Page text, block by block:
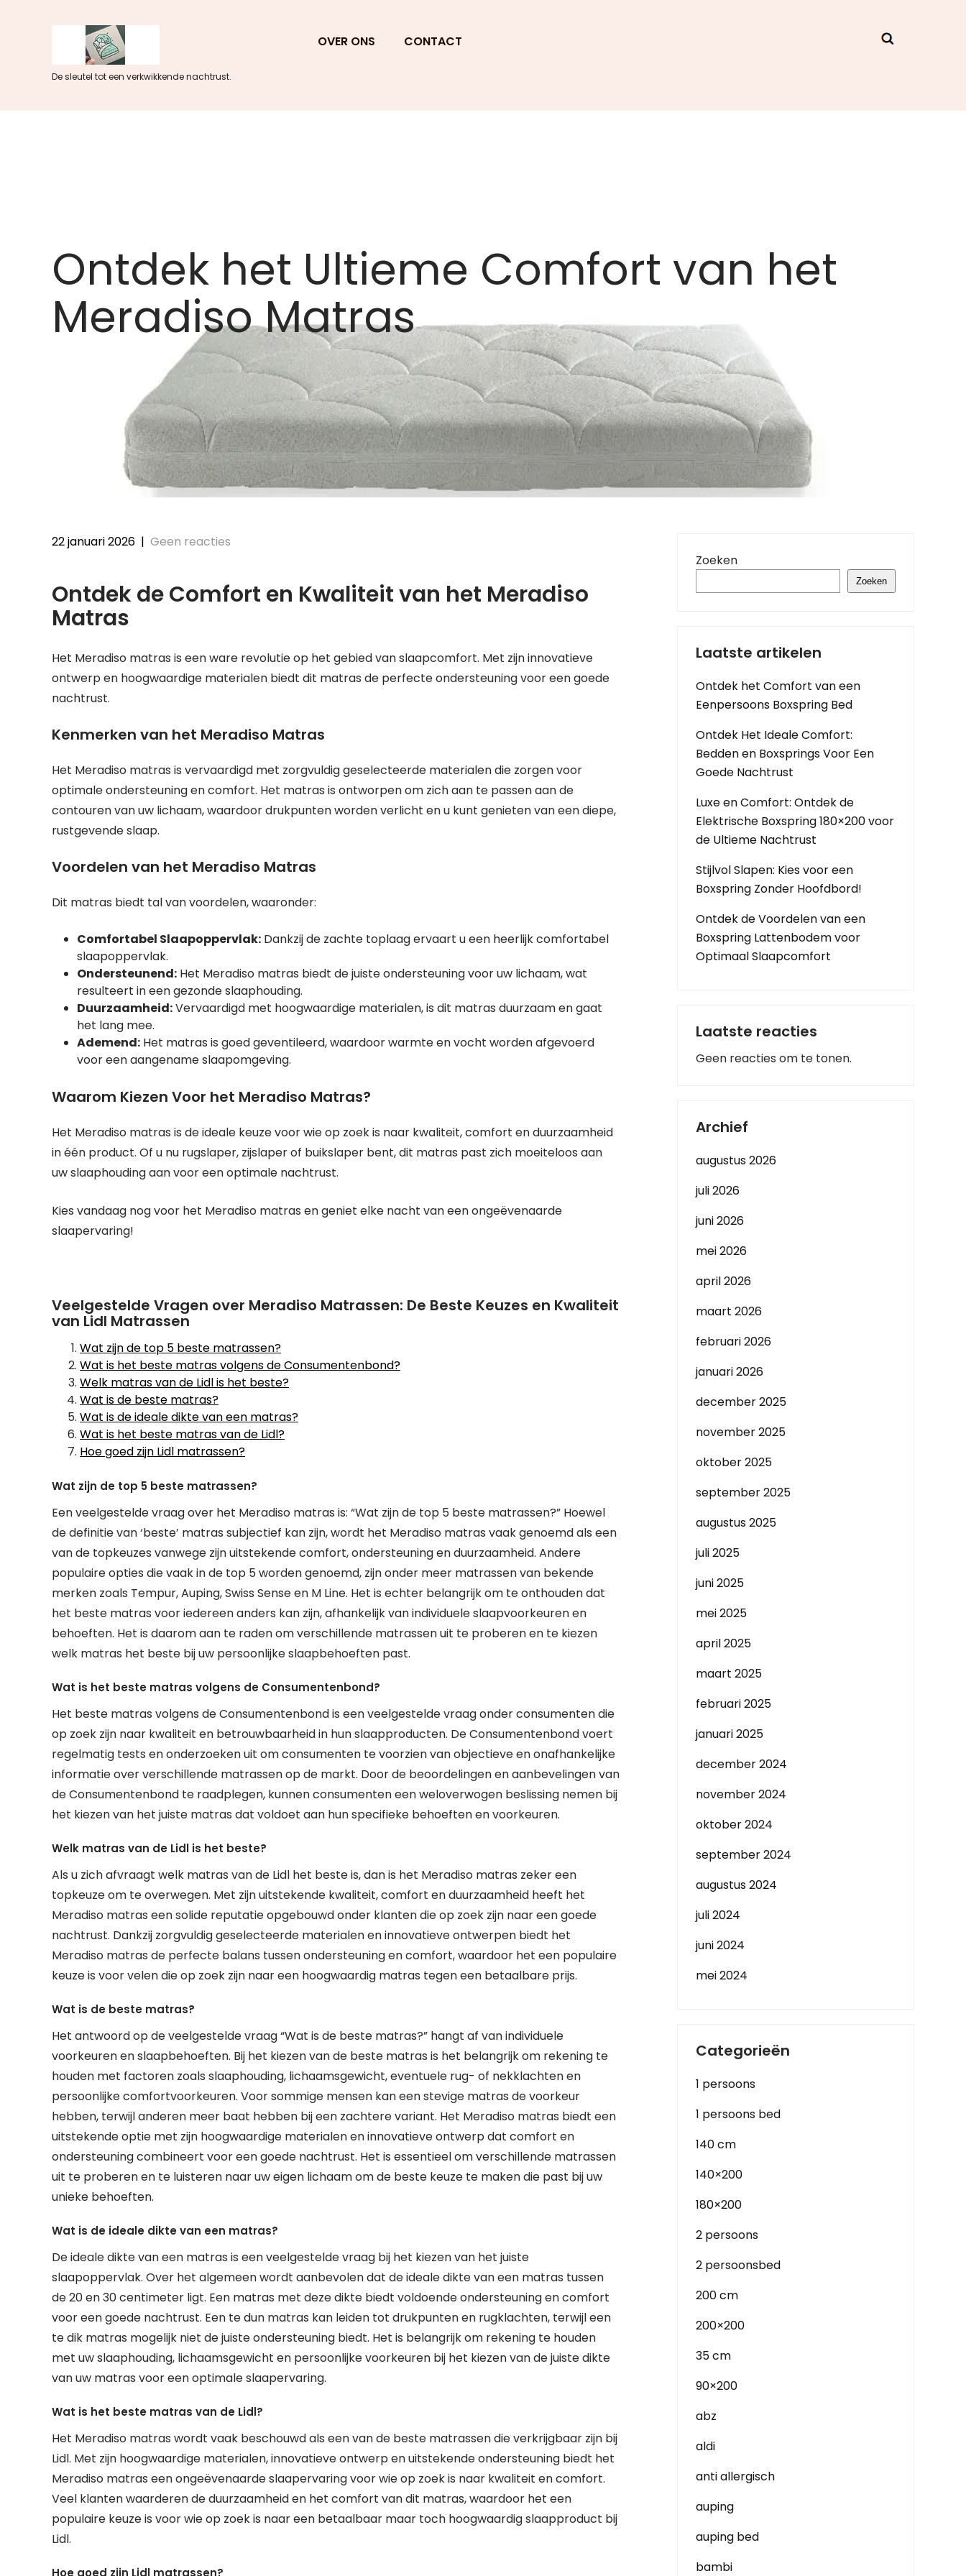
De sleutel tot een verkwikkende nachtrust.
OVER ONS CONTACT
Ontdek het Ultieme Comfort van het
Meradiso Matras
22 januari 2026 | Geen reacties
Ontdek de Comfort en Kwaliteit van het Meradiso
Matras
Het Meradiso matras is een ware revolutie op het gebied van slaapcomfort. Met zijn innovatieve
ontwerp en hoogwaardige materialen biedt dit matras de perfecte ondersteuning voor een goede
nachtrust.
Kenmerken van het Meradiso Matras
Het Meradiso matras is vervaardigd met zorgvuldig geselecteerde materialen die zorgen voor
optimale ondersteuning en comfort. Het matras is ontworpen om zich aan te passen aan de
contouren van uw lichaam, waardoor drukpunten worden verlicht en u kunt genieten van een diepe,
rustgevende slaap.
Voordelen van het Meradiso Matras
Dit matras biedt tal van voordelen, waaronder:
Comfortabel Slaapoppervlak: Dankzij de zachte toplaag ervaart u een heerlijk comfortabel
slaapoppervlak.
Ondersteunend: Het Meradiso matras biedt de juiste ondersteuning voor uw lichaam, wat
resulteert in een gezonde slaaphouding.
Duurzaamheid:Vervaardigd met hoogwaardige materialen, is dit matras duurzaam en gaat
het lang mee.
Ademend: Het matras is goed geventileerd, waardoor warmte en vocht worden afgevoerd
voor een aangename slaapomgeving.
Waarom Kiezen Voor het Meradiso Matras?
Het Meradiso matras is de ideale keuze voor wie op zoek is naar kwaliteit, comfort en duurzaamheid
in één product. Of u nu rugslaper, zijslaper of buikslaper bent, dit matras past zich moeiteloos aan
uw slaaphouding aan voor een optimale nachtrust.
Kies vandaag nog voor het Meradiso matras en geniet elke nacht van een ongeëvenaarde
slaapervaring!
Veelgestelde Vragen over Meradiso Matrassen: De Beste Keuzes en Kwaliteit
van Lidl Matrassen
Wat zijn de top 5 beste matrassen?
Wat is het beste matras volgens de Consumentenbond?
Welk matras van de Lidl is het beste?
Wat is de beste matras?
Wat is de ideale dikte van een matras?
Wat is het beste matras van de Lidl?
Hoe goed zijn Lidl matrassen?
Wat zijn de top 5 beste matrassen?
Een veelgestelde vraag over het Meradiso matras is: “Wat zijn de top 5 beste matrassen?” Hoewel
de definitie van ‘beste’ matras subjectief kan zijn, wordt het Meradiso matras vaak genoemd als een
van de topkeuzes vanwege zijn uitstekende comfort, ondersteuning en duurzaamheid. Andere
populaire opties die vaak in de top 5 worden genoemd, zijn onder meer matrassen van bekende
merken zoals Tempur, Auping, Swiss Sense en M Line. Het is echter belangrijk om te onthouden dat
het beste matras voor iedereen anders kan zijn, afhankelijk van individuele slaapvoorkeuren en
behoeften. Het is daarom aan te raden om verschillende matrassen uit te proberen en te kiezen
welk matras het beste bij uw persoonlijke slaapbehoeften past.
Wat is het beste matras volgens de Consumentenbond?
Het beste matras volgens de Consumentenbond is een veelgestelde vraag onder consumenten die
op zoek zijn naar kwaliteit en betrouwbaarheid in hun slaapproducten. De Consumentenbond voert
regelmatig tests en onderzoeken uit om consumenten te voorzien van objectieve en onafhankelijke
informatie over verschillende matrassen op de markt. Door de beoordelingen en aanbevelingen van
de Consumentenbond te raadplegen, kunnen consumenten een weloverwogen beslissing nemen bij
het kiezen van het juiste matras dat voldoet aan hun specifieke behoeften en voorkeuren.
Welk matras van de Lidl is het beste?
Als u zich afvraagt welk matras van de Lidl het beste is, dan is het Meradiso matras zeker een
topkeuze om te overwegen. Met zijn uitstekende kwaliteit, comfort en duurzaamheid heeft het
Meradiso matras een solide reputatie opgebouwd onder klanten die op zoek zijn naar een goede
nachtrust. Dankzij zorgvuldig geselecteerde materialen en innovatieve ontwerpen biedt het
Meradiso matras de perfecte balans tussen ondersteuning en comfort, waardoor het een populaire
keuze is voor velen die op zoek zijn naar een hoogwaardig matras tegen een betaalbare prijs.
Wat is de beste matras?
Het antwoord op de veelgestelde vraag “Wat is de beste matras?” hangt af van individuele
voorkeuren en slaapbehoeften. Bij het kiezen van de beste matras is het belangrijk om rekening te
houden met factoren zoals slaaphouding, lichaamsgewicht, eventuele rug- of nekklachten en
persoonlijke comfortvoorkeuren. Voor sommige mensen kan een stevige matras de voorkeur
hebben, terwijl anderen meer baat hebben bij een zachtere variant. Het Meradiso matras biedt een
uitstekende optie met zijn hoogwaardige materialen en innovatieve ontwerp dat comfort en
ondersteuning combineert voor een goede nachtrust. Het is essentieel om verschillende matrassen
uit te proberen en te luisteren naar uw eigen lichaam om de beste keuze te maken die past bij uw
unieke behoeften.
Wat is de ideale dikte van een matras?
De ideale dikte van een matras is een veelgestelde vraag bij het kiezen van het juiste
slaapoppervlak. Over het algemeen wordt aanbevolen dat de ideale dikte van een matras tussen
de 20 en 30 centimeter ligt. Een matras met deze dikte biedt voldoende ondersteuning en comfort
voor een goede nachtrust. Een te dun matras kan leiden tot drukpunten en rugklachten, terwijl een
te dik matras mogelijk niet de juiste ondersteuning biedt. Het is belangrijk om rekening te houden
met uw slaaphouding, lichaamsgewicht en persoonlijke voorkeuren bij het kiezen van de juiste dikte
van uw matras voor een optimale slaapervaring.
Wat is het beste matras van de Lidl?
Het Meradiso matras wordt vaak beschouwd als een van de beste matrassen die verkrijgbaar zijn bij
Lidl. Met zijn hoogwaardige materialen, innovatieve ontwerp en uitstekende ondersteuning biedt het
Meradiso matras een ongeëvenaarde slaapervaring voor wie op zoek is naar kwaliteit en comfort.
Veel klanten waarderen de duurzaamheid en het comfort van dit matras, waardoor het een
populaire keuze is voor wie op zoek is naar een betaalbaar maar toch hoogwaardig slaapproduct bij
Lidl.
Hoe goed zijn Lidl matrassen?
Zoeken
Zoeken
Laatste artikelen
Ontdek het Comfort van een
Eenpersoons Boxspring Bed
Ontdek Het Ideale Comfort:
Bedden en Boxsprings Voor Een
Goede Nachtrust
Luxe en Comfort: Ontdek de
Elektrische Boxspring 180×200 voor
de Ultieme Nachtrust
Stijlvol Slapen: Kies voor een
Boxspring Zonder Hoofdbord!
Ontdek de Voordelen van een
Boxspring Lattenbodem voor
Optimaal Slaapcomfort
Laatste reacties
Geen reacties om te tonen.
Archief
augustus 2026
juli 2026
juni 2026
mei 2026
april 2026
maart 2026
februari 2026
januari 2026
december 2025
november 2025
oktober 2025
september 2025
augustus 2025
juli 2025
juni 2025
mei 2025
april 2025
maart 2025
februari 2025
januari 2025
december 2024
november 2024
oktober 2024
september 2024
augustus 2024
juli 2024
juni 2024
mei 2024
Categorieën
1 persoons
1 persoons bed
140 cm
140×200
180×200
2 persoons
2 persoonsbed
200 cm
200×200
35 cm
90×200
abz
aldi
anti allergisch
auping
auping bed
bambi